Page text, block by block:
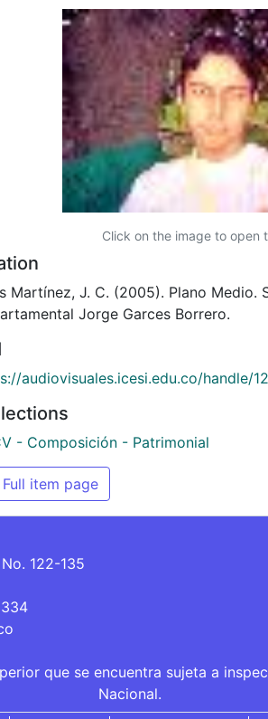
Click on the image to open
Martínez, J. C. (2005). Plano Medio.
Jorge Garces Borrero.
audiovisuales.icesi.edu.co/handle/
- Composición - Patrimonial
Full item page
122-135
que se encuentra sujeta a
Nacional.